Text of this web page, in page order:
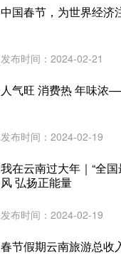
中国春节，为世界经济
发布时间：2024-02-21
人气旺 消费热 年味浓
发布时间：2024-02-19
我在云南过大年｜“全
风 弘扬正能量
发布时间：2024-02-19
春节假期云南旅游总收